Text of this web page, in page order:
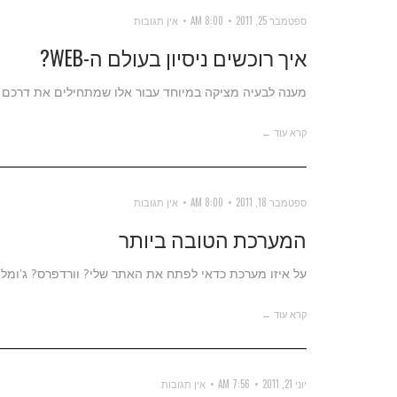
ספטמבר 25, 2011 8:00 AM אין תגובות
איך רוכשים ניסיון בעולם ה-WEB?
מענה לבעיה מציקה במיוחד עבור אלו שמתחילים את
קרא עוד ←
ספטמבר 18, 2011 8:00 AM אין תגובות
המערכת הטובה ביותר
על איזו מערכת כדאי לפתח את האתר שלי? וורדפרס?
קרא עוד ←
יוני 21, 2011 7:56 AM אין תגובות